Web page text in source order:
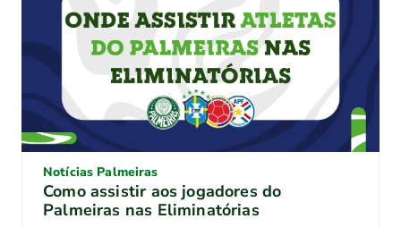
Notícias Palmeiras
Como assistir aos jogadores do
Palmeiras nas Eliminatórias